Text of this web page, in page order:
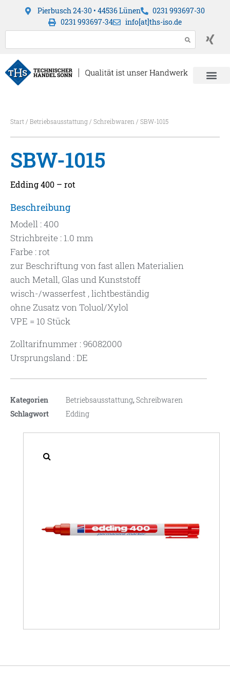
Pierbusch 24-30 • 44536 Lünen
0231 993697-30
0231 993697-34
info[at]ths-iso.de
Start/ Betriebsausstattung/ Schreibwaren / SBW-1015
SBW-1015
Edding 400 – rot
Beschreibung
Modell : 400
Strichbreite : 1.0 mm
Farbe : rot
zur Beschriftung von fast allen Materialien
auch Metall, Glas und Kunststoff
wisch-/wasserfest , lichtbeständig
ohne Zusatz von Toluol/Xylol
VPE = 10 Stück
Zolltarifnummer : 96082000
Ursprungsland : DE
Kategorien Betriebsausstattung,Schreibwaren
Schlagwort
Edding